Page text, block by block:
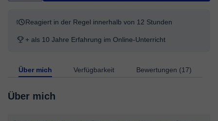
Reagiert in der Regel innerhalb von 12 Stunden
+ als 10 Jahre Erfahrung im Online-Unterricht
Über mich Verfügbarkeit Bewertungen (17)
Über mich